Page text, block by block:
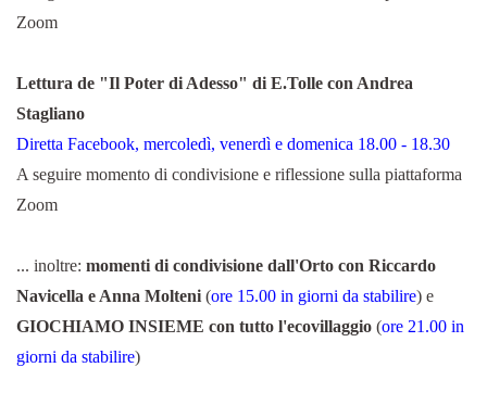
Zoom
Lettura de "Il Poter di Adesso" di E.Tolle con Andrea
Stagliano
Diretta Facebook, mercoledì, venerdì e domenica 18.00 - 18.30
A seguire momento di condivisione e riflessione sulla piattaforma
Zoom
... inoltre: momenti di condivisione dall'Orto con Riccardo
Navicella e Anna Molteni (ore 15.00 in giorni da stabilire) e
GIOCHIAMO INSIEME con tutto l'ecovillaggio (ore 21.00 in
giorni da stabilire)